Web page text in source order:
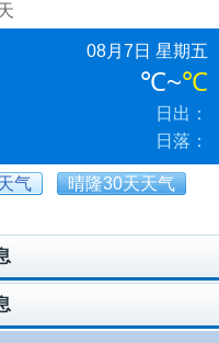
08月7日 星期五
℃~℃
日出：
日落：
气
晴隆30天天气